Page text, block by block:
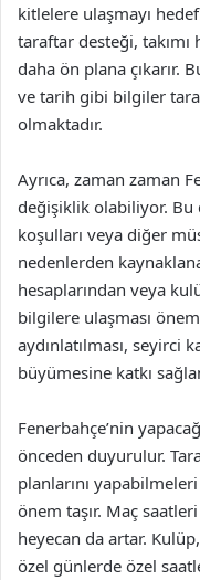
kitlelere ulaşmayı
taraftar desteği,
daha ön plana çıkarır.
ve tarih gibi bilgiler
olmaktadır.
Ayrıca, zaman zaman
değişiklik olabiliyor. Bu
koşulları veya diğer
nedenlerden
hesaplarından veya
bilgilere ulaşması
aydınlatılması, seyirci
büyümesine katkı
Fenerbahçe’nin
önceden duyurulur.
planlarını
önem taşır. Maç
heyecan da artar.
özel günlerde özel